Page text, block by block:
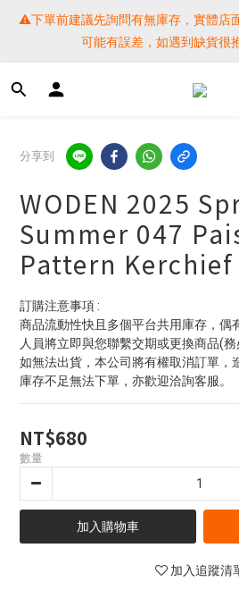
⚠️下單前建議先詢問有無庫存，實體店
可能有誤差，如遇到缺貨很
⚠️下單前建議先詢問有無庫存，實體店
可能有誤差，如遇到缺貨很
SF EXPRESS WORLD
提醒各位⚠️下單後寄出，請務必在時間
如未取貨必須支付運
⚠️下單前建議先詢問有無庫存，實體店
可能有誤差，如遇到缺貨很
分享到
WODEN 2025
Summer 047
Pattern Kerchief
訂購注意事項 :
商品流動性快且多個平台共用庫存，偶
人員將立即與您聯繫交期或更換商品(務
如無法出貨，本公司將有權取消訂單，
庫存不足無法下單，亦歡迎洽詢客服。
NT$680
數量
加入購物車
加入追蹤清